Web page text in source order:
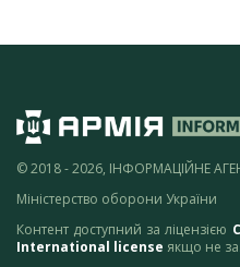
© 2018 - 2026, ІНФОРМАЦІЙНЕ
Міністерство оборони України
Контент доступний за ліцензією
International license якщо не